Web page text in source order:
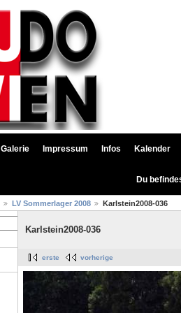
Galerie Impressum Infos Kalender
Du
LV Sommerlager 2008 Karlstein2008-036
Karlstein2008-036
erste vorherige